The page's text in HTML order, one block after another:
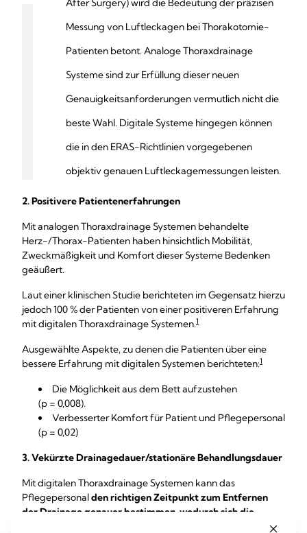
After Surgery) wird die Bedeutung der präzisen
Messung von Luftleckagen bei Thorakotomie-
Patienten betont. Analoge Thoraxdrainage
Systeme sind zur Erfüllung dieser neuen
Genauigkeitsanforderungen vermutlich nicht die
beste Wahl. Digitale Systeme hingegen können
die in den ERAS-Richtlinien vorgegebenen
objektiv genauen Luftleckagemessungen leisten.
2. Positivere Patientenerfahrungen
Mit analogen Thoraxdrainage Systemen behandelte
Herz-/Thorax-Patienten haben hinsichtlich Mobilität,
Zweckmäßigkeit und Komfort dieser Systeme Bedenken
geäußert.
Laut einer klinischen Studie berichteten im Gegensatz hierzu
jedoch 100 % der Patienten von einer positiveren Erfahrung
mit digitalen Thoraxdrainage Systemen.1
Ausgewählte Aspekte, zu denen die Patienten über eine
bessere Erfahrung mit digitalen Systemen berichteten:1
Die Möglichkeit aus dem Bett aufzustehen
(p = 0,008).
Verbesserter Komfort für Patient und Pflegepersonal
(p = 0,02)
3. Vekürzte Drainagedauer/stationäre Behandlungsdauer
Mit digitalen Thoraxdrainage Systemen kann das
Pflegepersonalden richtigen Zeitpunkt zum Entfernen
der Drainage genauer bestimmen, wodurch sich die